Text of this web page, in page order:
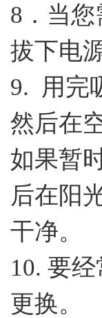
8．当
拔下电
9. 用完
然后在
如果暂
后在阳
干净。
10. 要
更换。